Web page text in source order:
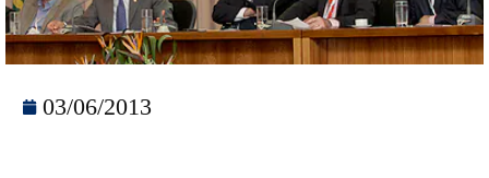
03/06/2013